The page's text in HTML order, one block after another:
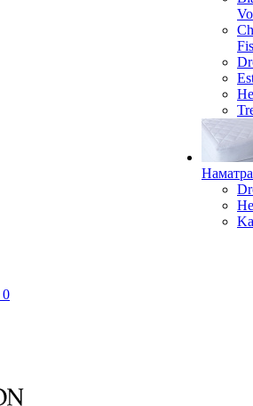
0